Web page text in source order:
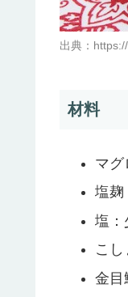
出典：
材料
マグ
塩麹
塩：
こし
金目